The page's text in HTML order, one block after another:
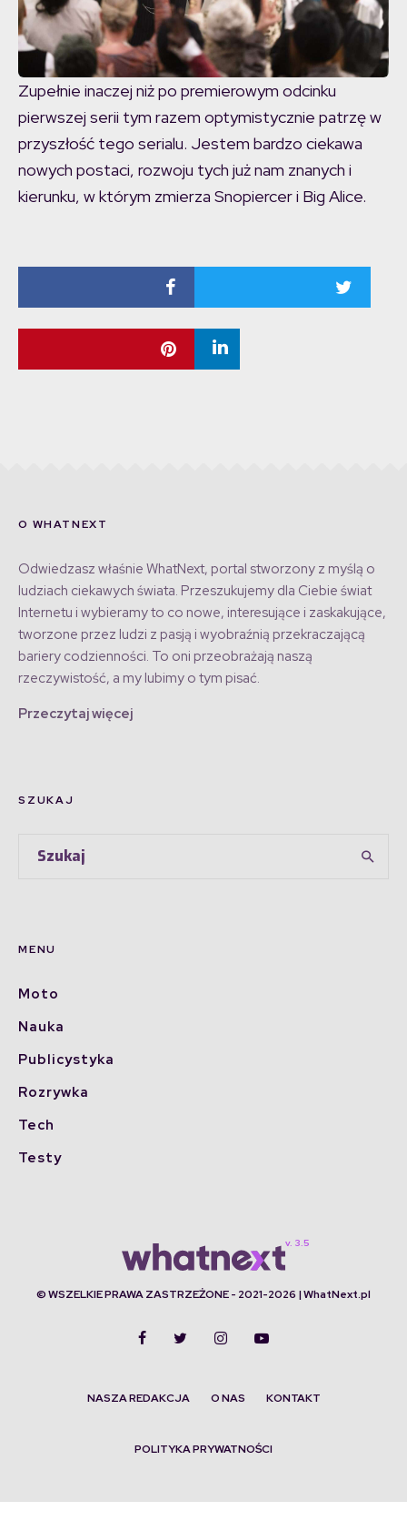
Zupełnie inaczej niż po premierowym odcinku
pierwszej serii tym razem optymistycznie patrzę w
przyszłość tego serialu. Jestem bardzo ciekawa
nowych postaci, rozwoju tych już nam znanych i
kierunku, w którym zmierza Snopiercer i Big Alice.
O WHATNEXT
Odwiedzasz właśnie WhatNext, portal stworzony z myślą o
ludziach ciekawych świata. Przeszukujemy dla Ciebie świat
Internetu i wybieramy to co nowe, interesujące i zaskakujące,
tworzone przez ludzi z pasją i wyobraźnią przekraczającą
bariery codzienności. To oni przeobrażają naszą
rzeczywistość, a my lubimy o tym pisać.
Przeczytaj więcej
SZUKAJ
MENU
Moto
Nauka
Publicystyka
Rozrywka
Tech
Testy
© WSZELKIE PRAWA ZASTRZEŻONE - 2021-2026 | WhatNext.pl
NASZA REDAKCJA O NAS KONTAKT
POLITYKA PRYWATNOŚCI